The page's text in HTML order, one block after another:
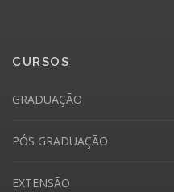
CURSOS
GRADUAÇÃO
PÓS GRADUAÇÃO
EXTENSÃO